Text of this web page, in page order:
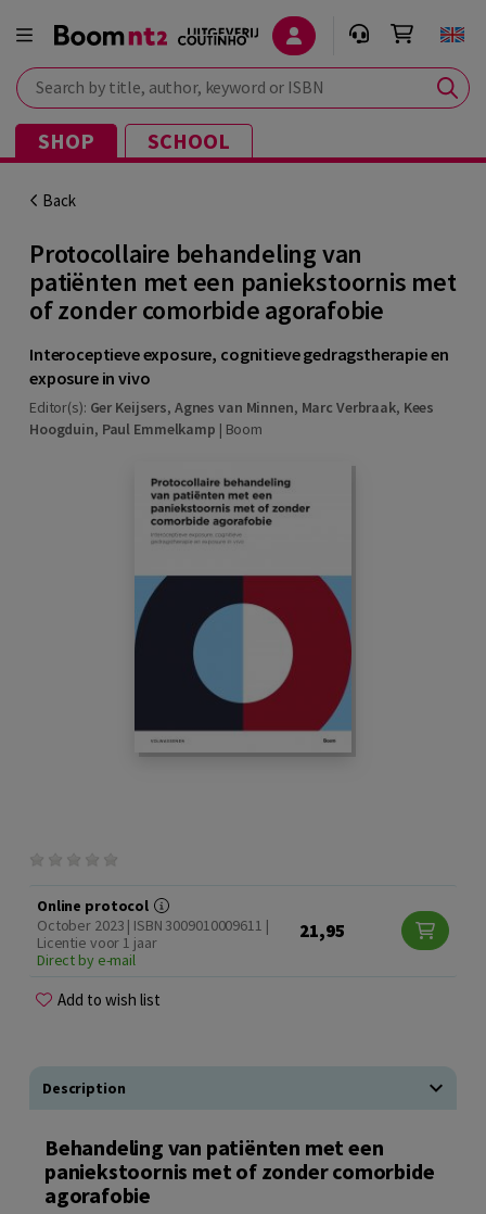
Search by title, author, keyword or ISBN
SHOP SCHOOL
Back
Protocollaire behandeling van
patiënten met een paniekstoornis met
of zonder comorbide agorafobie
Interoceptieve exposure, cognitieve gedragstherapie en
exposure in vivo
Editor(s): Ger Keijsers, Agnes van Minnen, Marc Verbraak, Kees
Hoogduin, Paul Emmelkamp | Boom
Online protocol
October 2023 | ISBN 3009010009611 |
Licentie voor 1 jaar
Direct by e-mail
21,95
Add to wish list
Description
Behandeling van patiënten met een
paniekstoornis met of zonder comorbide
agorafobie